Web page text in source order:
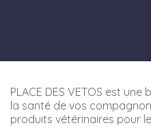
PLACE DES VETOS est
la santé de vos
produits vétérinaires pour